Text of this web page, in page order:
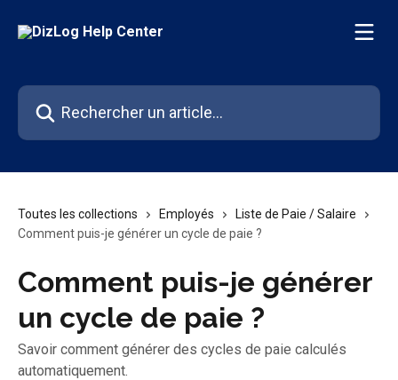
Rechercher un article...
Toutes les collections Employés
Liste de Paie / Salaire
Comment puis-je générer un cycle de paie ?
Comment puis-je générer
un cycle de paie ?
Savoir comment générer des cycles de paie calculés
automatiquement.